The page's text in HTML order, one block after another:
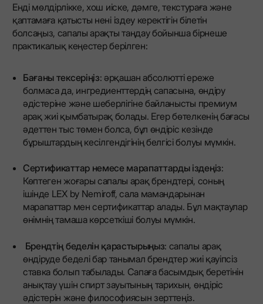
Енді мөлдірлікке, хош иіске, дәмге, текстураға және
қаптамаға қатысты нені іздеу керектігін білетін
болсаңыз, сапалы арақты таңдау бойынша бірнеше
практикалық кеңестер берілген:
Бағаны тексеріңіз: әрқашан абсолютті ереже
болмаса да, ингредиенттердің сапасына, өндіру
әдістеріне және шеберлігіне байланысты премиум
арақ жиі қымбатырақ болады. Егер бөтелкенің бағасы
әдеттен тыс төмен болса, бұл өндіріс кезінде
бұрыштардың кесілгендігінің белгісі болуы мүмкін.
Сертификаттар немесе марапаттарды іздеңіз:
Көптеген жоғары сапалы арақ брендтері, соның
ішінде LEX by Nemiroff, сала мамандарынан
марапаттар мен сертификаттар алады. Бұл мақтаулар
өнімнің тамаша көрсеткіші болуы мүмкін.
Брендтің беделін қарастырыңыз: сапалы арақ
өндіруде беделі бар танымал брендтер жиі қауіпсіз
ставка болып табылады. Сапаға басымдық беретінін
анықтау үшін спирт зауытының тарихын, өндіріс
әдістерін және философиясын зерттеңіз.